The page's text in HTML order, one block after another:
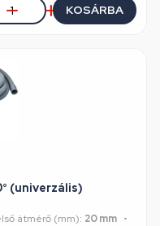
KOSÁRBA
(univerzális)
átmérő (mm): 20 mm